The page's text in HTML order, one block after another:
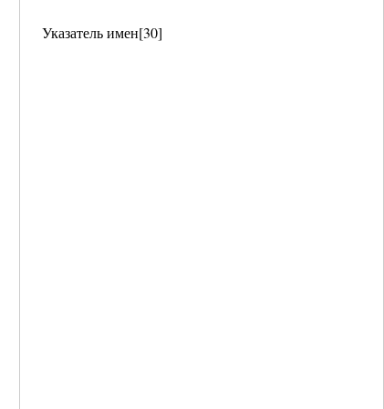
Указатель имен[30]